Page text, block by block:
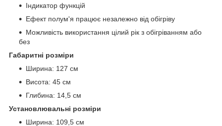
Індикатор функцій
Ефект полум'я працює незалежно від обігріву
Можливість використання цілий рік з обігріванням або
без
Габаритні розміри
Ширина: 127 см
Висота: 45 см
Глибина: 14,5 см
Установлювальні розміри
Ширина: 109,5 см